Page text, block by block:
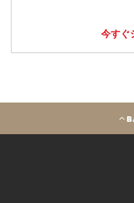
今すぐ